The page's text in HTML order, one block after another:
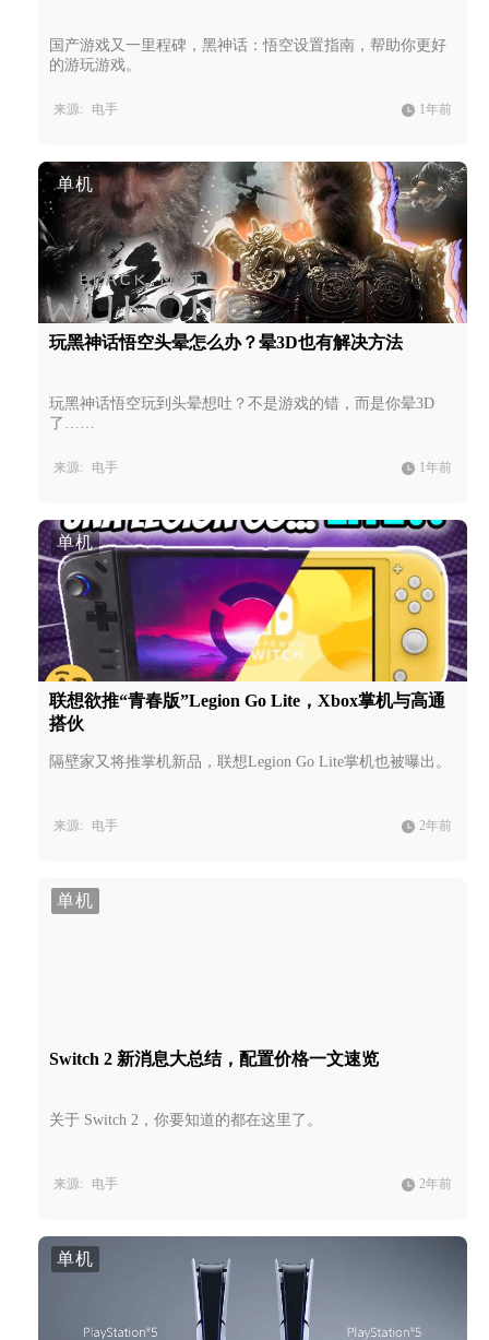
国产游戏又一里程碑，黑神话：悟空设置指南，帮助你更好
的游玩游戏。
来源: 电手 1年前
单机
玩黑神话悟空头晕怎么办？晕3D也有解决方法
玩黑神话悟空玩到头晕想吐？不是游戏的错，而是你晕3D
了……
来源: 电手 1年前
单机
联想欲推“青春版”Legion Go Lite，Xbox掌机与高通
搭伙
隔壁家又将推掌机新品，联想Legion Go Lite掌机也被曝出。
来源: 电手 2年前
单机
Switch 2 新消息大总结，配置价格一文速览
关于 Switch 2，你要知道的都在这里了。
来源: 电手 2年前
单机